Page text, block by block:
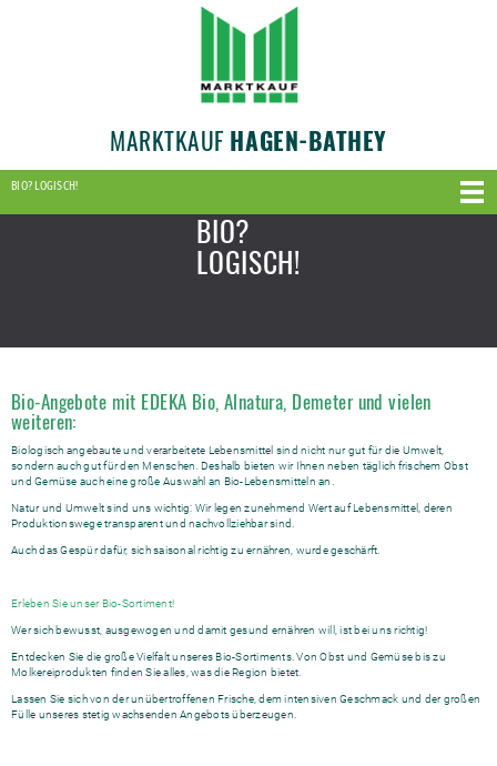
MARKTKAUF HAGEN-BATHEY
BIO? LOGISCH!
BIO?
LOGISCH!
Bio-Angebote mit EDEKA Bio, Alnatura, Demeter und vielen
weiteren:
Biologisch angebaute und verarbeitete Lebensmittel sind nicht nur gut für die Umwelt,
sondern auch gut für den Menschen. Deshalb bieten wir Ihnen neben täglich frischem Obst
und Gemüse auch eine große Auswahl an Bio-Lebensmitteln an.
Natur und Umwelt sind uns wichtig: Wir legen zunehmend Wert auf Lebensmittel, deren
Produktionswege transparent und nachvollziehbar sind.
Auch das Gespür dafür, sich saisonal richtig zu ernähren, wurde geschärft.
Erleben Sie unser Bio-Sortiment!
Wer sich bewusst, ausgewogen und damit gesund ernähren will, ist bei uns richtig!
Entdecken Sie die große Vielfalt unseres Bio-Sortiments. Von Obst und Gemüse bis zu
Molkereiprodukten finden Sie alles, was die Region bietet.
Lassen Sie sich von der unübertroffenen Frische, dem intensiven Geschmack und der großen
Fülle unseres stetig wachsenden Angebots überzeugen.